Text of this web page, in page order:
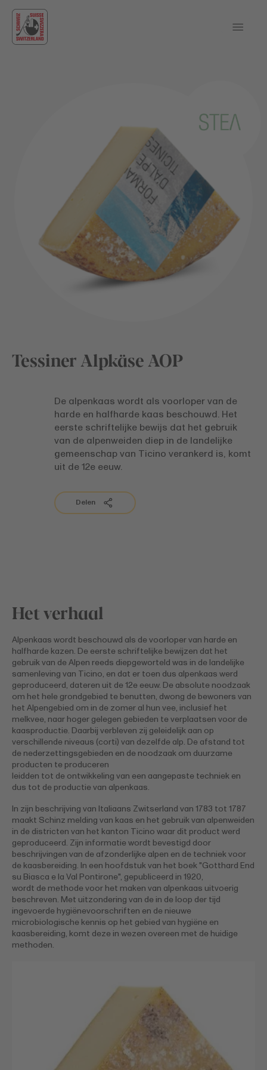
Tessiner Alpkäse AOP
De alpenkaas wordt als voorloper van de
harde en halfharde kaas beschouwd. Het
eerste schriftelijke bewijs dat het gebruik
van de alpenweiden diep in de landelijke
gemeenschap van Ticino verankerd is, komt
uit de 12e eeuw.
Delen
Het verhaal
Alpenkaas wordt beschouwd als de voorloper van harde en
halfharde kazen. De eerste schriftelijke bewijzen dat het
gebruik van de Alpen reeds diepgeworteld was in de landelijke
samenleving van Ticino, en dat er toen dus alpenkaas werd
geproduceerd, dateren uit de 12e eeuw. De absolute noodzaak
om het hele grondgebied te benutten, dwong de bewoners van
het Alpengebied om in de zomer al hun vee, inclusief het
melkvee, naar hoger gelegen gebieden te verplaatsen voor de
kaasproductie. Daarbij verbleven zij geleidelijk aan op
verschillende niveaus (corti) van dezelfde alp. De afstand tot
de nederzettingsgebieden en de noodzaak om duurzame
producten te produceren
leidden tot de ontwikkeling van een aangepaste techniek en
dus tot de productie van alpenkaas.
In zijn beschrijving van Italiaans Zwitserland van 1783 tot 1787
maakt Schinz melding van kaas en het gebruik van alpenweiden
in de districten van het kanton Ticino waar dit product werd
geproduceerd. Zijn informatie wordt bevestigd door
beschrijvingen van de afzonderlijke alpen en de techniek voor
de kaasbereiding. In een hoofdstuk van het boek "Gotthard End
su Biasca e Ia Val Pontirone", gepubliceerd in 1920,
wordt de methode voor het maken van alpenkaas uitvoerig
beschreven. Met uitzondering van de in de loop der tijd
ingevoerde hygiënevoorschriften en de nieuwe
microbiologische kennis op het gebied van hygiëne en
kaasbereiding, komt deze in wezen overeen met de huidige
methoden.